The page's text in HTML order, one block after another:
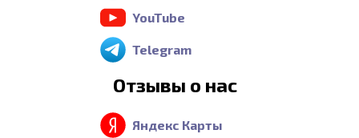
YouTube
Telegram
Отзывы о нас
Яндекс Карты